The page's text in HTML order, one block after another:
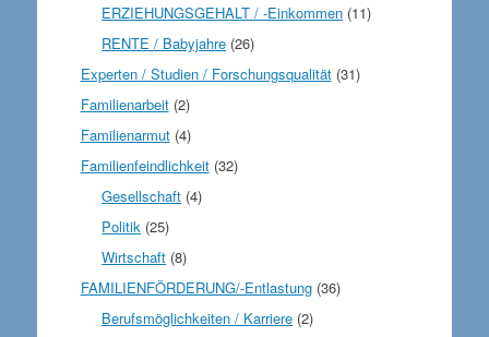
ERZIEHUNGSGEHALT / -Einkommen (11)
RENTE / Babyjahre (26)
Experten / Studien / Forschungsqualität(31)
Familienarbeit(2)
Familienarmut(4)
Familienfeindlichkeit(32)
Gesellschaft (4)
Politik (25)
Wirtschaft (8)
FAMILIENFÖRDERUNG/-Entlastung(36)
Berufsmöglichkeiten / Karriere (2)